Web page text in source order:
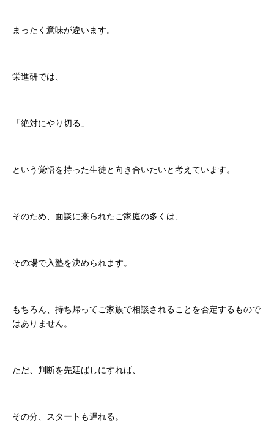
まったく意味が違います。
栄進研では、
「絶対にやり切る」
という覚悟を持った生徒と向き合いたいと考えています。
そのため、面談に来られたご家庭の多くは、
その場で入塾を決められます。
もちろん、 持ち帰ってご家族で相談されることを否定するもので
はありません。
ただ、判断を先延ばしにすれば、
その分、スタートも遅れる。